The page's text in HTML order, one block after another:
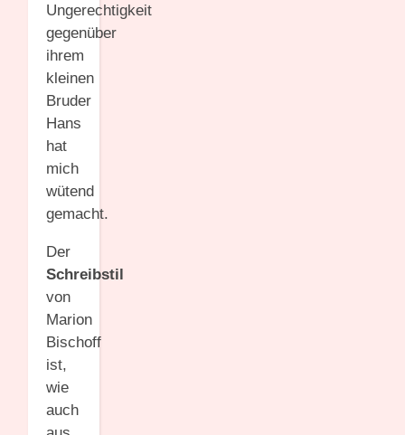
Ungerechtigkeit
gegenüber
ihrem
kleinen
Bruder
Hans
hat
mich
wütend
gemacht.
Der
Schreibstil
von
Marion
Bischoff
ist,
wie
auch